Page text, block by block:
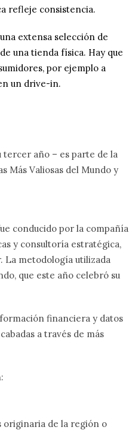
refleje consistencia.
extensa selección de
una tienda física. Hay que
por ejemplo a
un drive-in.
tercer año – es parte de la
Más Valiosas del Mundo y
conducido por la compañía
y consultoría estratégica,
La metodología utilizada
que este año celebró su
financiera y datos
a través de más
originaria de la región o